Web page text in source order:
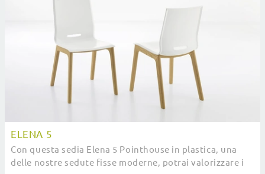
ELENA 5
Con questa sedia Elena 5 Pointhouse in plastica, una
delle nostre sedute fisse moderne, potrai valorizzare i